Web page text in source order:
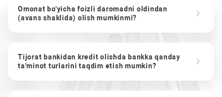
Omonat bo'yicha foizli daromadni oldindan
(avans shaklida) olish mumkinmi?
Tijorat bankidan kredit olishda bankka qanday
ta'minot turlarini taqdim etish mumkin?